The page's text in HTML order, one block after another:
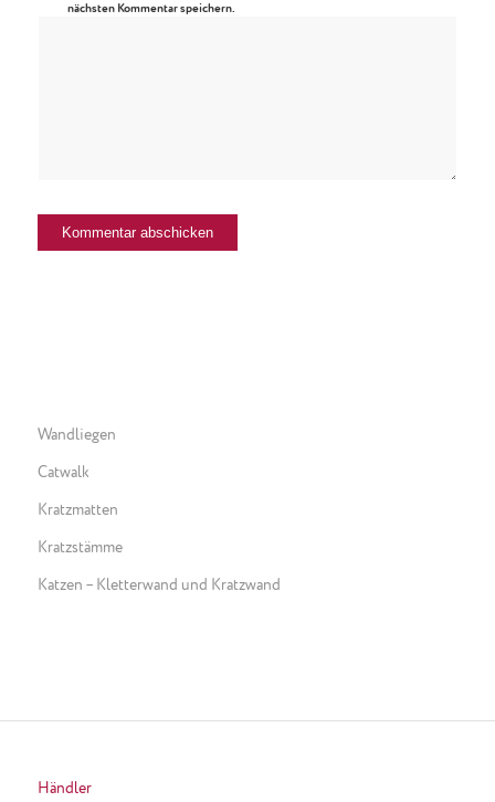
nächsten Kommentar speichern.
Wandliegen
Catwalk
Kratzmatten
Kratzstämme
Katzen – Kletterwand und Kratzwand
Händler